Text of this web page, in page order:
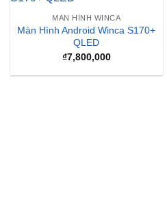
MÀN HÌNH WINCA
Màn Hình Android Winca S170+
QLED
₫7,800,000